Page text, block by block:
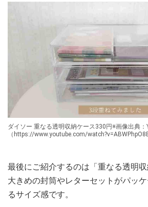
ダイソー 重なる透明収納ケース330円※画像出典
（https://www.youtube.com/
最後にご紹介するのは「重なる透明収
大きめの封筒やレターセットがパッ
るサイズ感です。